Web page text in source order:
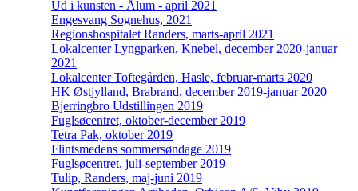
Ud i kunsten - Ålum - april 2021
Engesvang Sognehus, 2021
Regionshospitalet Randers, marts-april 2021
Lokalcenter Lyngparken, Knebel, december 2020-januar
2021
Lokalcenter Toftegården, Hasle, februar-marts 2020
HK Østjylland, Brabrand, december 2019-januar 2020
Bjerringbro Udstillingen 2019
Fuglsøcentret, oktober-december 2019
Tetra Pak, oktober 2019
Flintsmedens sommersøndage 2019
Fuglsøcentret, juli-september 2019
Tulip, Randers, maj-juni 2019